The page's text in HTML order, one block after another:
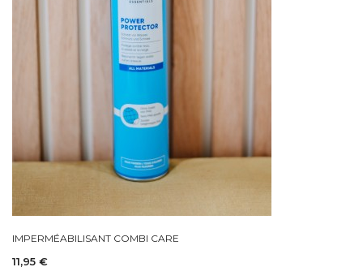
IMPERMÉABILISANT COMBI CARE
11,95 €